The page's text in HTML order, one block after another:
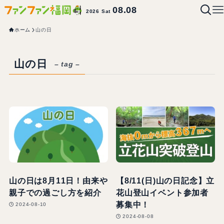
2026 Sat08.08
ホーム 山の日
山の日 – tag –
山の日は8月11日！由来や
親子での過ごし方を紹介
2024-08-10
【8/11(日)山の日記念】立
花山登山イベント参加者
募集中！
2024-08-08